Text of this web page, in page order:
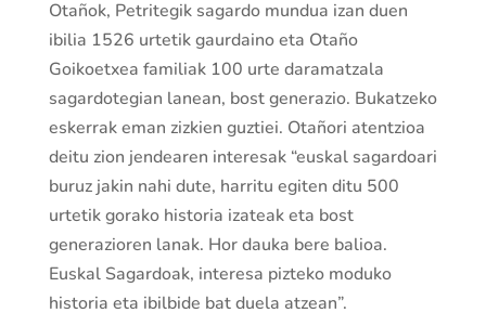
Otañok, Petritegik sagardo mundua izan duen
ibilia 1526 urtetik gaurdaino eta Otaño
Goikoetxea familiak 100 urte daramatzala
sagardotegian lanean, bost generazio. Bukatzeko
eskerrak eman zizkien guztiei. Otañori atentzioa
deitu zion jendearen interesak “euskal sagardoari
buruz jakin nahi dute, harritu egiten ditu 500
urtetik gorako historia izateak eta bost
generazioren lanak. Hor dauka bere balioa.
Euskal Sagardoak, interesa pizteko moduko
historia eta ibilbide bat duela atzean”.